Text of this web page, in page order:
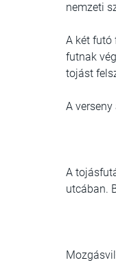
nemzeti
A két futó
futnak
tojást
A
A
utcában.